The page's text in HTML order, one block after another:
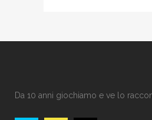
Da 10 anni giochiamo e ve lo